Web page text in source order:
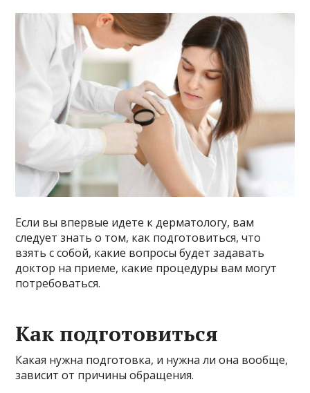
Если вы впервые идете к дерматологу, вам
следует знать о том, как подготовиться, что
взять с собой, какие вопросы будет задавать
доктор на приеме, какие процедуры вам могут
потребоваться.
Как подготовиться
Какая нужна подготовка, и нужна ли она вообще,
зависит от причины обращения.